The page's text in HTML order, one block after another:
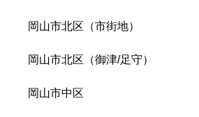
岡山市北区（市街地）
岡山市北区（御津/足守）
岡山市中区